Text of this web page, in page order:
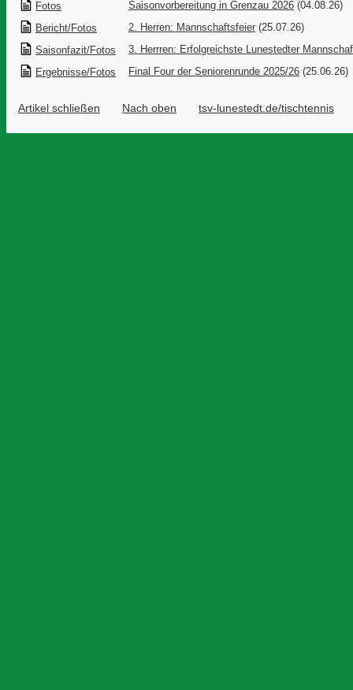
Fotos
Saisonvorbereitung in Grenzau 2026 (04.08.26)
Bericht/Fotos
2. Herren: Mannschaftsfeier (25.07.26)
Saisonfazit/Fotos
3. Herrren: Erfolgreichste Lunestedter
Ergebnisse/Fotos
Final Four der Seniorenrunde 2025/26 (25.06.26)
Artikel schließen Nach oben tsv-lunestedt.de/tischtennis